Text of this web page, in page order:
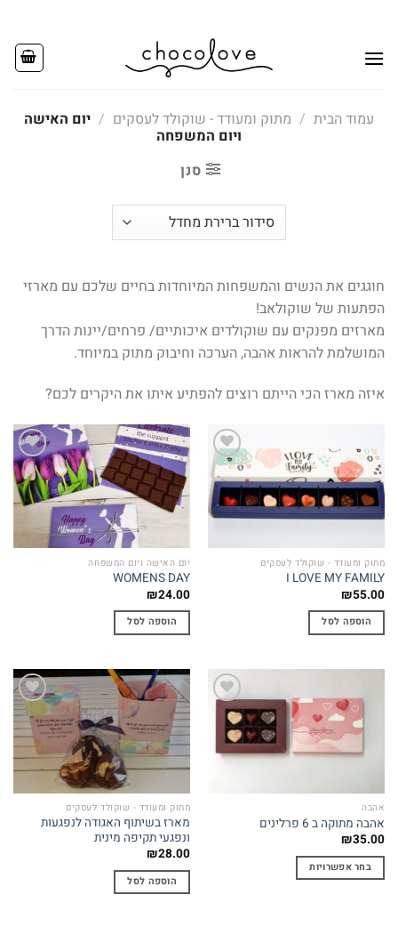
content
עמוד הבית / מתוק ומעודד - שוקולד לעסקים / יום האישה
ויום המשפחה
סנן
חוגגים את הנשים והמשפחות המיוחדות בחיים שלכם עם מארזי
הפתעות של שוקולאב!
מארזים מפנקים עם שוקולדים איכותיים/ פרחים/יינות הדרך
המושלמת להראות אהבה, הערכה וחיבוק מתוק במיוחד.
איזה מארז הכי הייתם רוצים להפתיע איתו את היקרים לכם?
Add to
wishlist
מתוק ומעודד - שוקולד לעסקים
I LOVE MY FAMILY
₪55.00
הוספה לסל
Add to
wishlist
יום האישה ויום המשפחה
WOMENS DAY
₪24.00
הוספה לסל
Add to
wishlist
אהבה
אהבה מתוקה ב 6 פרלינים
₪35.00
בחר אפשרויות
Add to
wishlist
מתוק ומעודד - שוקולד לעסקים
מארז בשיתוף האגודה לנפגעות
ונפגעי תקיפה מינית
₪28.00
הוספה לסל